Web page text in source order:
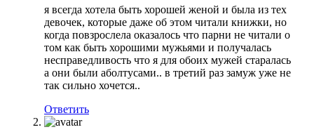
я всегда хотела быть хорошей женой и была из тех
девочек, которые даже об этом читали книжки, но
когда повзрослела оказалось что парни не читали о
том как быть хорошими мужьями и получалась
несправедливость что я для обоих мужей старалась
а они были аболтусами.. в третий раз замуж уже не
так сильно хочется..
Ответить